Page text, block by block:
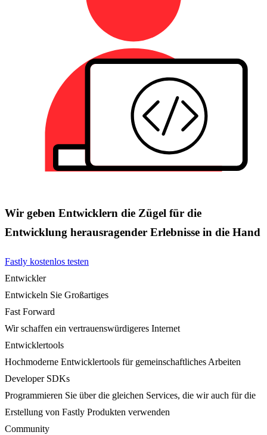
Wir geben Entwicklern die Zügel für die
Entwicklung herausragender Erlebnisse in die Hand
Fastly kostenlos testen
Entwickler
Entwickeln Sie Großartiges
Fast Forward
Wir schaffen ein vertrauenswürdigeres Internet
Entwicklertools
Hochmoderne Entwicklertools für gemeinschaftliches Arbeiten
Developer SDKs
Programmieren Sie über die gleichen Services, die wir auch für die
Erstellung von Fastly Produkten verwenden
Community